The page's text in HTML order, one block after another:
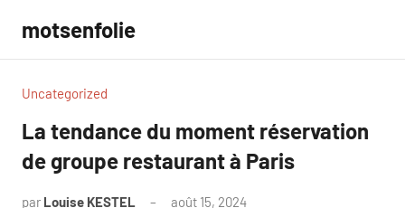
contenu
motsenfolie
Uncategorized
La tendance du moment réservation
de groupe restaurant à Paris
par Louise KESTEL août 15, 2024